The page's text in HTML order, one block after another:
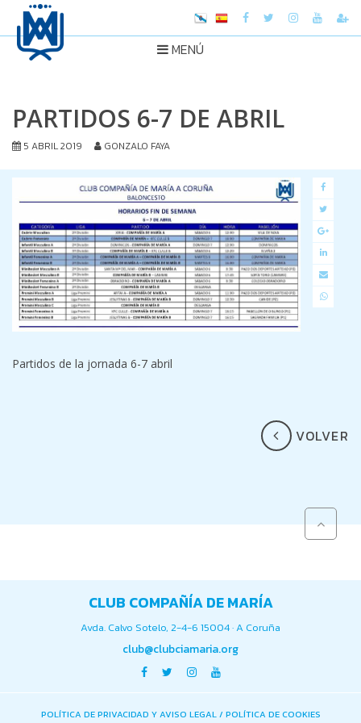
MENÚ
PARTIDOS 6-7 DE ABRIL
5 ABRIL 2019 GONZALO FAYA
Partidos de la jornada 6-7 abril
VOLVER
CLUB COMPAÑÍA DE MARÍA
Avda. Calvo Sotelo, 2-4-6 15004 · A Coruña
club@clubciamaria.org
POLÍTICA DE PRIVACIDAD Y AVISO LEGAL/ POLÍTICA DE COOKIES